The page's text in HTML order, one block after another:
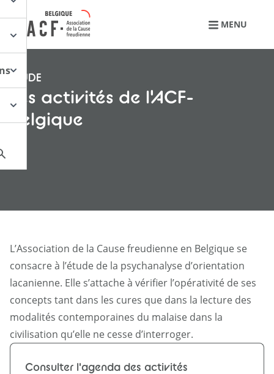
Retourner à l'accueil
MENU
Les activités de l'ACF-
Belgique
ETUDE
L’Association de la Cause freudienne en Belgique se
consacre à l’étude de la psychanalyse d’orientation
lacanienne. Elle s’attache à vérifier l’opérativité de ses
concepts tant dans les cures que dans la lecture des
modalités contemporaines du malaise dans la
civilisation qu’elle ne cesse d’interroger.
Consulter l'agenda des activités